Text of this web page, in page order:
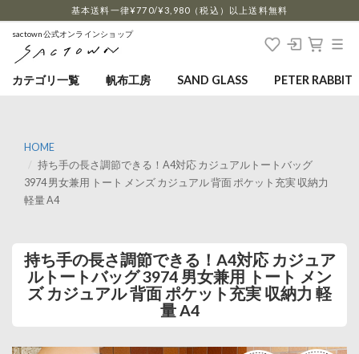
基本送料一律¥770/¥3,980（税込）以上送料無料
sactown公式オンラインショップ
カテゴリ一覧 帆布工房 SAND GLASS PETER RABBIT
HOME
持ち手の長さ調節できる！A4対応 カジュアルトートバッグ
3974 男女兼用 トート メンズ カジュアル 背面 ポケット充実 収納力
軽量 A4
持ち手の長さ調節できる！A4対応 カジュア
ルトートバッグ 3974 男女兼用 トート メン
ズ カジュアル 背面 ポケット充実 収納力 軽
量 A4